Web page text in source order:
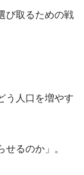
び取るための戦
う人口を増やす
せるのか」。